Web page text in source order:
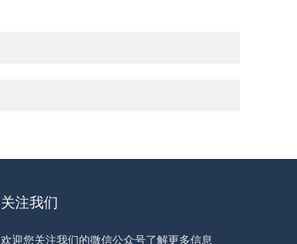
关注我们
欢迎您关注我们的微信公众号了解更多信息